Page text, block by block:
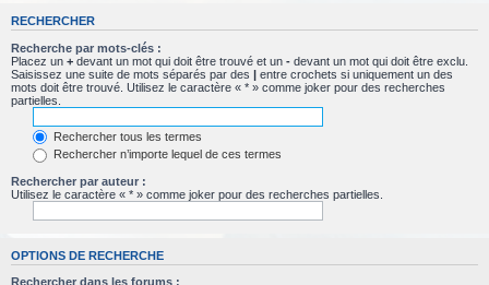
RECHERCHER
Recherche par mots-clés :
Placez un + devant un mot qui doit être trouvé et un - devant un mot qui doit être exclu.
Saisissez une suite de mots séparés par des | entre crochets si uniquement un des
mots doit être trouvé. Utilisez le caractère « * » comme joker pour des recherches
partielles.
Rechercher tous les termes
Rechercher n’importe lequel de ces termes
Rechercher par auteur :
Utilisez le caractère « * » comme joker pour des recherches partielles.
OPTIONS DE RECHERCHE
Rechercher dans les forums :